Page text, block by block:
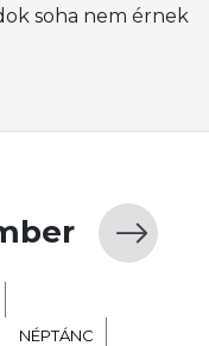
soha nem érnek
NÉPTÁNC